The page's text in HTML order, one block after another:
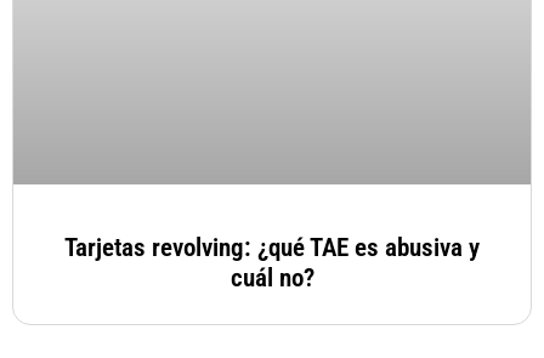
Tarjetas revolving: ¿qué TAE es abusiva y
cuál no?